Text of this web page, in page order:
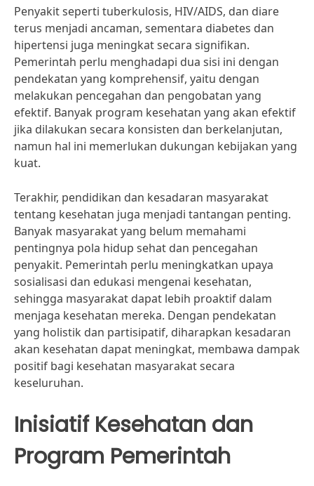
Penyakit seperti tuberkulosis, HIV/AIDS, dan diare
terus menjadi ancaman, sementara diabetes dan
hipertensi juga meningkat secara signifikan.
Pemerintah perlu menghadapi dua sisi ini dengan
pendekatan yang komprehensif, yaitu dengan
melakukan pencegahan dan pengobatan yang
efektif. Banyak program kesehatan yang akan efektif
jika dilakukan secara konsisten dan berkelanjutan,
namun hal ini memerlukan dukungan kebijakan yang
kuat.
Terakhir, pendidikan dan kesadaran masyarakat
tentang kesehatan juga menjadi tantangan penting.
Banyak masyarakat yang belum memahami
pentingnya pola hidup sehat dan pencegahan
penyakit. Pemerintah perlu meningkatkan upaya
sosialisasi dan edukasi mengenai kesehatan,
sehingga masyarakat dapat lebih proaktif dalam
menjaga kesehatan mereka. Dengan pendekatan
yang holistik dan partisipatif, diharapkan kesadaran
akan kesehatan dapat meningkat, membawa dampak
positif bagi kesehatan masyarakat secara
keseluruhan.
Inisiatif Kesehatan dan
Program Pemerintah